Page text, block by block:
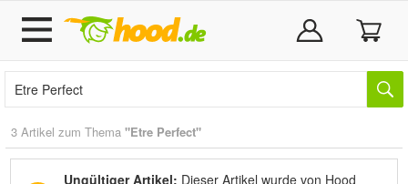
3 Artikel zum Thema "Etre Perfect"
Ungültiger Artikel: Dieser Artikel wurde von Hood